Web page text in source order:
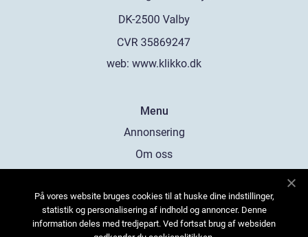
web: www.klikko.dk
Menu
Annonsering
Om oss
Kontakta oss
Sitemap
På vores website bruges cookies til at huske dine indstillinger,
statistik og personalisering af indhold og annoncer. Denne
information deles med tredjepart. Ved fortsat brug af websiden